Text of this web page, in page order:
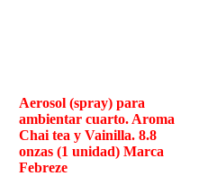
Aerosol (spray) para
ambientar cuarto. Aroma
Chai tea y Vainilla. 8.8
onzas (1 unidad) Marca
Febreze